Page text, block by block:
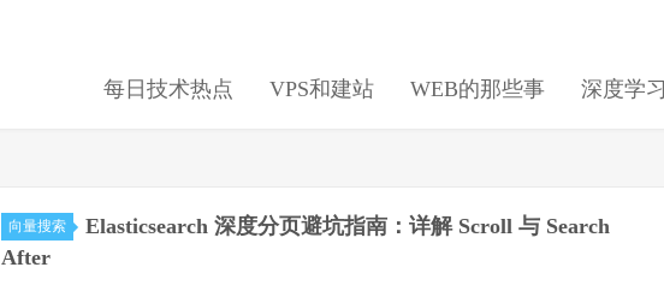
每日技术热点 VPS和建站 WEB的那些事 深度学习
向量搜索
Elasticsearch 深度分页避坑指南：详解 Scroll 与 Search
After